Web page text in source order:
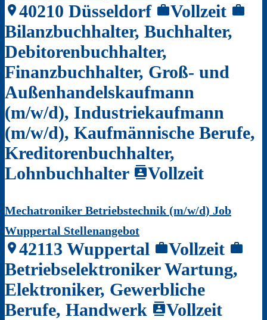
location_on 40210 Düsseldorf workVollzeit work
Bilanzbuchhalter, Buchhalter,
Debitorenbuchhalter,
Finanzbuchhalter, Groß- und
Außenhandelskaufmann
(m/w/d), Industriekaufmann
(m/w/d), Kaufmännische Berufe,
Kreditorenbuchhalter,
Lohnbuchhalter contactsVollzeit
Mechatroniker Betriebstechnik (m/w/d) Job
Wuppertal Stellenangebot
location_on 42113 Wuppertal workVollzeit work
Betriebselektroniker Wartung,
Elektroniker, Gewerbliche
Berufe, Handwerk contactsVollzeit